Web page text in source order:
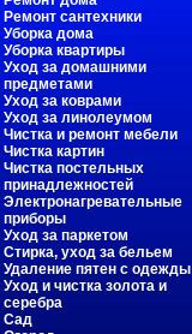
Ремонт сантехники
Уборка дома
Уборка квартиры
Уход за домашними
предметами
Уход за коврами
Уход за линолеумом
Чистка и ремонт мебели
Чистка картин
Чистка постельных
принадлежностей
Электронагревательные
приборы
Уход за паркетом
Стирка, уход за бельем
Удаление пятен с одежды
Уход и чистка золота и
серебра
Сад